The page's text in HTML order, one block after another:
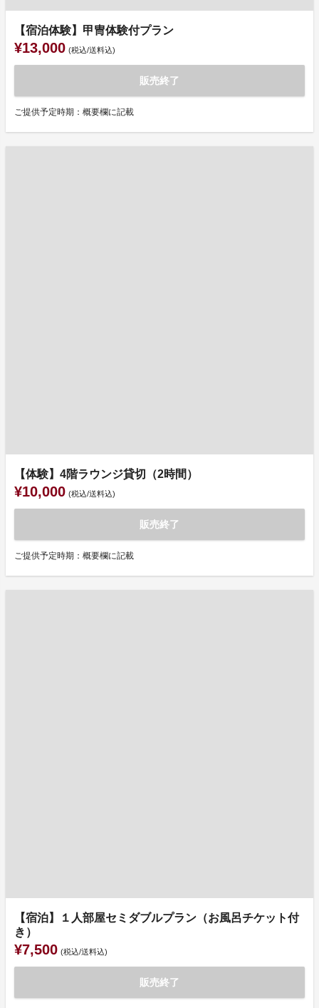
【宿泊体験】甲冑体験付プラン
¥13,000 (税込/送料込)
販売終了
ご提供予定時期：概要欄に記載
【体験】4階ラウンジ貸切（2時間）
¥10,000 (税込/送料込)
販売終了
ご提供予定時期：概要欄に記載
【宿泊】１人部屋セミダブルプラン（お風呂チケット付
き）
¥7,500 (税込/送料込)
販売終了